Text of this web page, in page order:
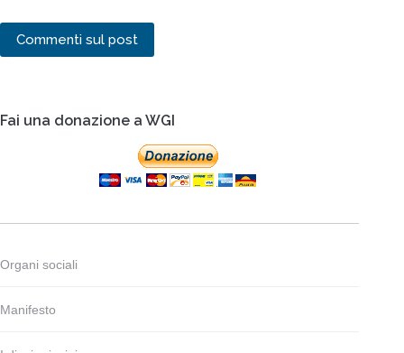
Commenti sul post
Fai una donazione a WGI
Organi sociali
Manifesto